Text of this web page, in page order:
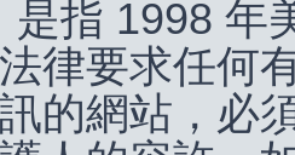
是指 1998 年
律要求任何
的網站，必